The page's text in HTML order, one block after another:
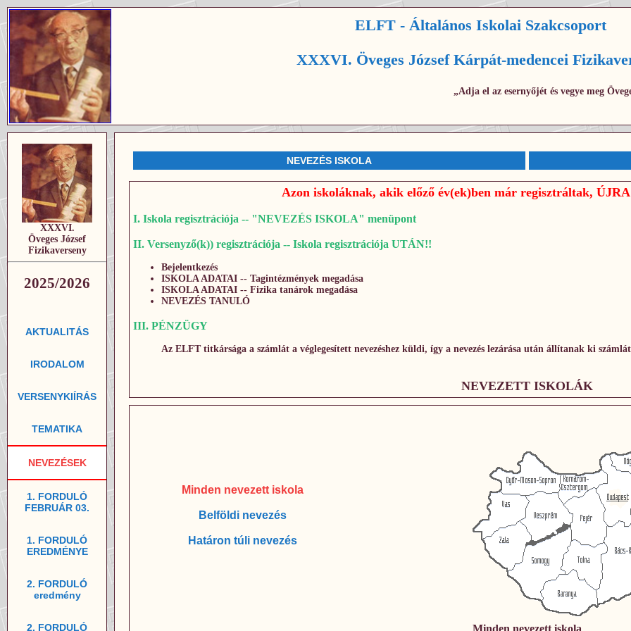
ELFT - Általános Iskolai Szakcsoport
XXXVI. Öveges József Kárpát-medencei
„Adja el az esernyőjét és vegye meg
XXXVI.
Öveges József
Fizikaverseny
2025/2026
AKTUALITÁS
IRODALOM
VERSENYKIÍRÁS
TEMATIKA
NEVEZÉSEK
1. FORDULÓ
FEBRUÁR 03.
1. FORDULÓ
EREDMÉNYE
2. FORDULÓ
eredmény
2. FORDULÓ
NEVEZÉS ISKOLA
Azon iskoláknak, akik előző év(ek)ben már regisztráltak,
I. Iskola regisztrációja -- "NEVEZÉS ISKOLA" menüpont
II. Versenyző(k)) regisztrációja -- Iskola regisztrációja UTÁN!!
Bejelentkezés
ISKOLA ADATAI -- Tagintézmények megadása
ISKOLA ADATAI -- Fizika tanárok megadása
NEVEZÉS TANULÓ
III. PÉNZÜGY
Az ELFT titkársága a számlát a véglegesített nevezéshez küldi, így a nevezés lezárása után állítanak ki
NEVEZETT ISKOLÁK
Minden nevezett iskola
Belföldi nevezés
Határon túli nevezés
Minden nevezett iskola